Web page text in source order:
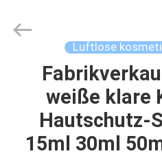
HAUS
PRODUKTE
Plastic
Luftlose
weiße klare
Hautschutz-
15ml 30ml